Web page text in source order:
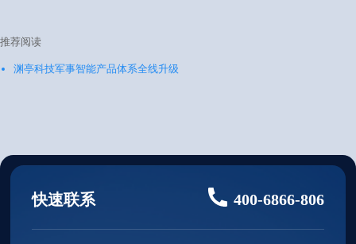
推荐阅读
渊亭科技军事智能产品体系全线升级
快速联系 400-6866-806